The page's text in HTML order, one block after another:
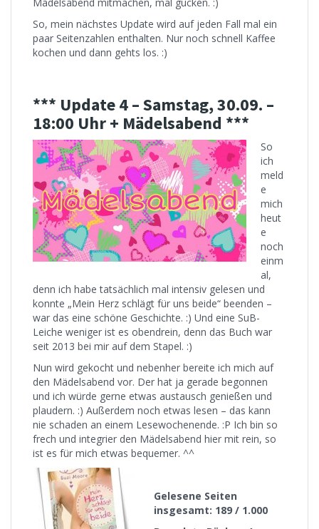
So, mein nächstes Update wird auf jeden Fall mal ein
paar Seitenzahlen enthalten. Nur noch schnell Kaffee
kochen und dann gehts los. :)
*** Update 4 – Samstag, 30.09. –
18:00 Uhr + Mädelsabend ***
So
ich
meld
e
mich
heut
e
noch
einm
al,
denn ich habe tatsächlich mal intensiv gelesen und
konnte „Mein Herz schlägt für uns beide“ beenden –
war das eine schöne Geschichte. :) Und eine SuB-
Leiche weniger ist es obendrein, denn das Buch war
seit 2013 bei mir auf dem Stapel. :)
Nun wird gekocht und nebenher bereite ich mich auf
den Mädelsabend vor. Der hat ja gerade begonnen
und ich würde gerne etwas austausch genießen und
plaudern. :) Außerdem noch etwas lesen – das kann
nie schaden an einem Lesewochenende. :P Ich bin so
frech und integrier den Mädelsabend hier mit rein, so
ist es für mich etwas bequemer. ^^
Gelesene Seiten
insgesamt: 189 / 1.000